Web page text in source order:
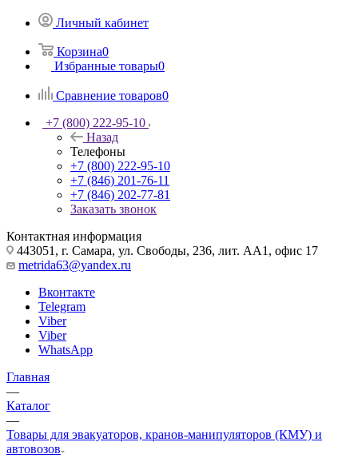
Личный кабинет
Корзина0
Избранные товары0
Сравнение товаров0
+7 (800) 222-95-10
Назад
Телефоны
+7 (800) 222-95-10
+7 (846) 201-76-11
+7 (846) 202-77-81
Заказать звонок
Контактная информация
443051, г. Самара, ул. Свободы, 236, лит. АА1, офис 17
metrida63@yandex.ru
Вконтакте
Telegram
Viber
Viber
WhatsApp
Главная
—
Каталог
—
Товары для эвакуаторов, кранов-манипуляторов (КМУ) и
автовозов